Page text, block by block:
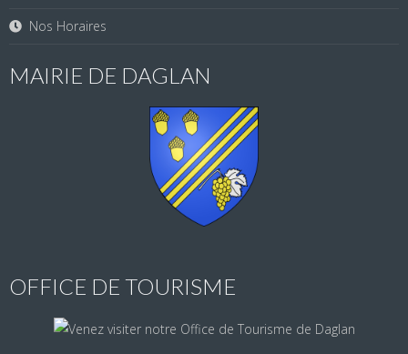
Nos Horaires
MAIRIE DE DAGLAN
OFFICE DE TOURISME